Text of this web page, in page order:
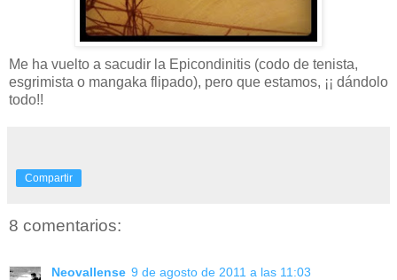
Me ha vuelto a sacudir la Epicondinitis (codo de tenista,
esgrimista o mangaka flipado), pero que estamos, ¡¡ dándolo
todo!!
Compartir
8 comentarios:
Neovallense 9 de agosto de 2011 a las 11:03